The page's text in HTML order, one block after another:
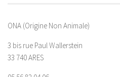
ONA (Origine Non Animale)
3 bis rue Paul Wallerstein
33 740 ARES